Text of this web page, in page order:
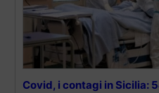
Covid, i contagi in Sicilia: